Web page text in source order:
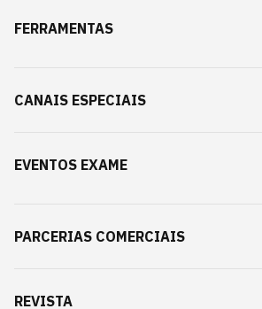
FERRAMENTAS
CANAIS ESPECIAIS
EVENTOS EXAME
PARCERIAS COMERCIAIS
REVISTA